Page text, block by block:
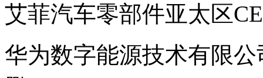
艾菲汽车零部件亚太区
华为数字能源技术有限